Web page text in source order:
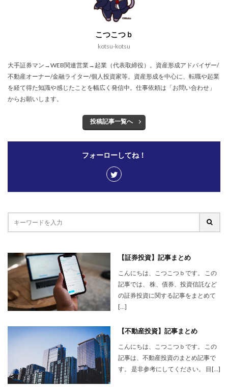
こつこつｂ
kotsu-kotsu
大手証券マン→WEB関連営業→起業（代表取締役）。資産形成アドバイザー/
不動産オーナー/金融ライター/個人投資家等。資産形成を中心に、転職や起業
を経て得た知識や感じたことを幅広く発信中。仕事依頼は「お問い合わせ」
からお願いします。
投稿記事一覧へ
フォーローしてね！
【証券投資】記事まとめ
こんにちは、こつこつｂです。 この
記事では、 株、債券、投資信託など
の証券投資に関する記事をまとめて
[…]
【不動産投資】記事まとめ
こんにちは、こつこつｂです。 この
記事は、不動産投資のまとめ記事で
す。 是非参考にしてください。 目[…]